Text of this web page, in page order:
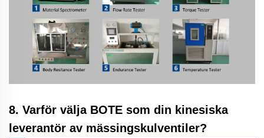
8. Varför välja BOTE som din kinesiska
leverantör av mässingskulventiler?